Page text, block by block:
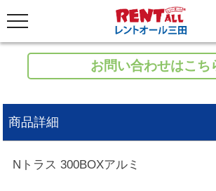
お問い合わせはこち
商品詳細
Nトラス 300BOXアルミ